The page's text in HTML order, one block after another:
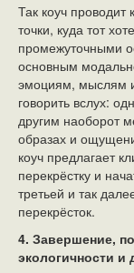
Так коуч
точки, куда тот
промежуточными
основным
эмоциям, мыслям
говорить вслух:
другим наоборот
образах и
коуч предлагает
перекрёстку и
третьей и так
перекрёсток.
4. Завершение,
экологичности и